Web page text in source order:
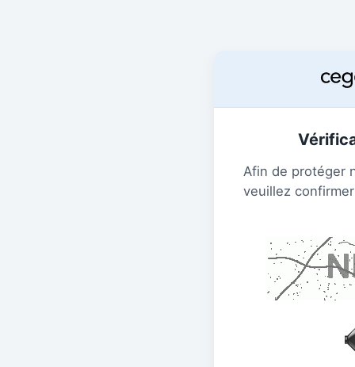
Afin de protéger
veuillez